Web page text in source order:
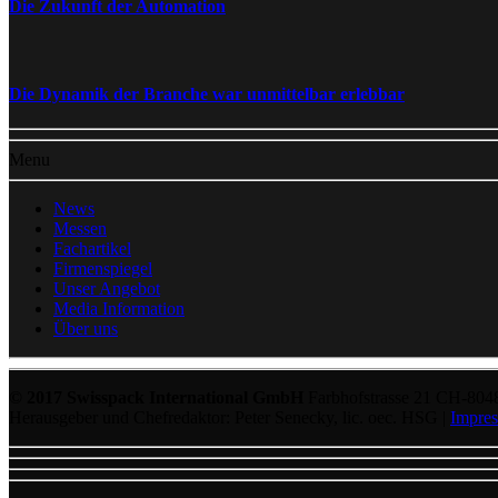
Die Zukunft der Automation
Die Dynamik der Branche war unmittelbar erlebbar
Menu
News
Messen
Fachartikel
Firmenspiegel
Unser Angebot
Media Information
Über uns